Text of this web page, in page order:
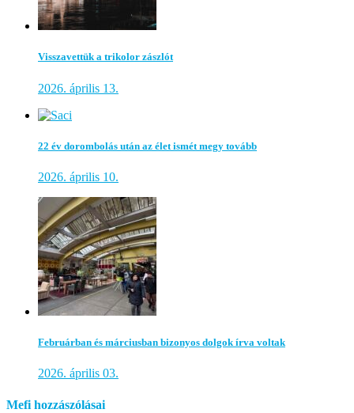
Visszavettük a trikolor zászlót
2026. április 13.
22 év dorombolás után az élet ismét megy tovább
2026. április 10.
Februárban és márciusban bizonyos dolgok írva voltak
2026. április 03.
Mefi hozzászólásai